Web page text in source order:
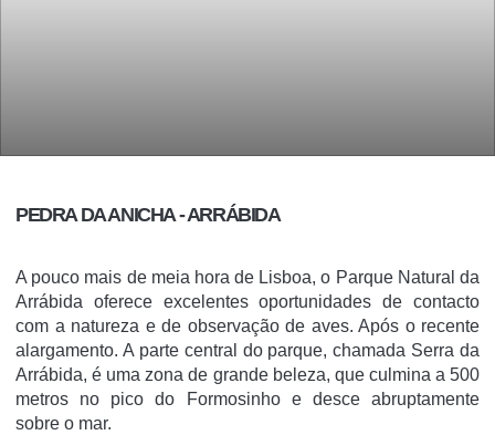
PEDRA DA ANICHA - ARRÁBIDA
A pouco mais de meia hora de Lisboa, o Parque Natural da
Arrábida oferece excelentes oportunidades de contacto
com a natureza e de observação de aves. Após o recente
alargamento. A parte central do parque, chamada Serra da
Arrábida, é uma zona de grande beleza, que culmina a 500
metros no pico do Formosinho e desce abruptamente
sobre o mar.